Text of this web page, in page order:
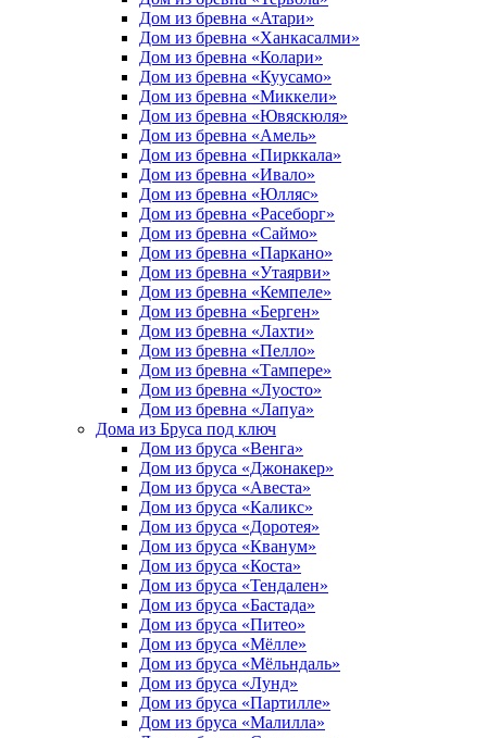
Дом из бревна «Атари»
Дом из бревна «Ханкасалми»
Дом из бревна «Колари»
Дом из бревна «Куусамо»
Дом из бревна «Миккели»
Дом из бревна «Ювяскюля»
Дом из бревна «Амель»
Дом из бревна «Пирккала»
Дом из бревна «Ивало»
Дом из бревна «Юлляс»
Дом из бревна «Расеборг»
Дом из бревна «Саймо»
Дом из бревна «Паркано»
Дом из бревна «Утаярви»
Дом из бревна «Кемпеле»
Дом из бревна «Берген»
Дом из бревна «Лахти»
Дом из бревна «Пелло»
Дом из бревна «Тампере»
Дом из бревна «Луосто»
Дом из бревна «Лапуа»
Дома из Бруса под ключ
Дом из бруса «Венга»
Дом из бруса «Джонакер»
Дом из бруса «Авеста»
Дом из бруса «Каликс»
Дом из бруса «Доротея»
Дом из бруса «Кванум»
Дом из бруса «Коста»
Дом из бруса «Тендален»
Дом из бруса «Бастада»
Дом из бруса «Питео»
Дом из бруса «Мёлле»
Дом из бруса «Мёльндаль»
Дом из бруса «Лунд»
Дом из бруса «Партилле»
Дом из бруса «Малилла»